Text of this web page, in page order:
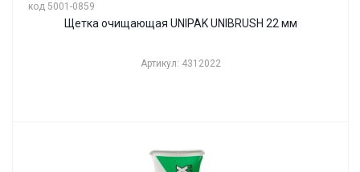
код 5001-0859
Щетка очищающая UNIPAK UNIBRUSH 22 мм
Артикул: 4312022